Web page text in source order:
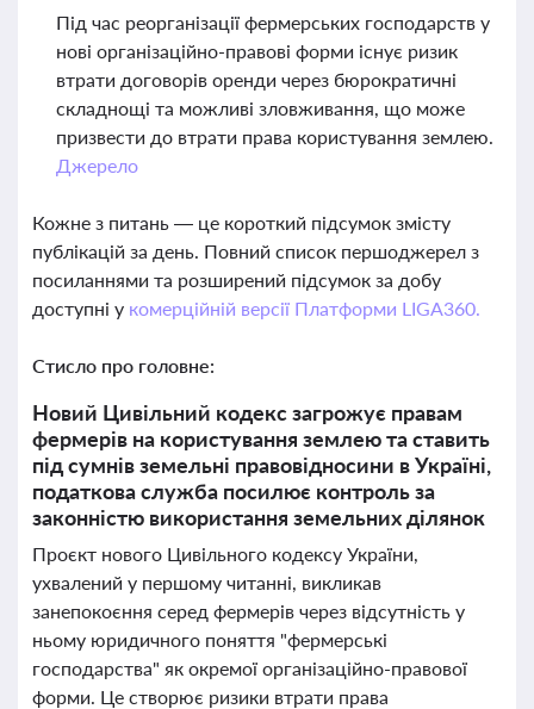
Під час реорганізації фермерських господарств у
нові організаційно-правові форми існує ризик
втрати договорів оренди через бюрократичні
складнощі та можливі зловживання, що може
призвести до втрати права користування землею.
Джерело
Кожне з питань — це короткий підсумок змісту
публікацій за день. Повний список першоджерел з
посиланнями та розширений підсумок за добу
доступні у комерційній версії Платформи LIGA360.
Стисло про головне:
Новий Цивільний кодекс загрожує правам
фермерів на користування землею та ставить
під сумнів земельні правовідносини в Україні,
податкова служба посилює контроль за
законністю використання земельних ділянок
Проєкт нового Цивільного кодексу України,
ухвалений у першому читанні, викликав
занепокоєння серед фермерів через відсутність у
ньому юридичного поняття "фермерські
господарства" як окремої організаційно-правової
форми. Це створює ризики втрати права